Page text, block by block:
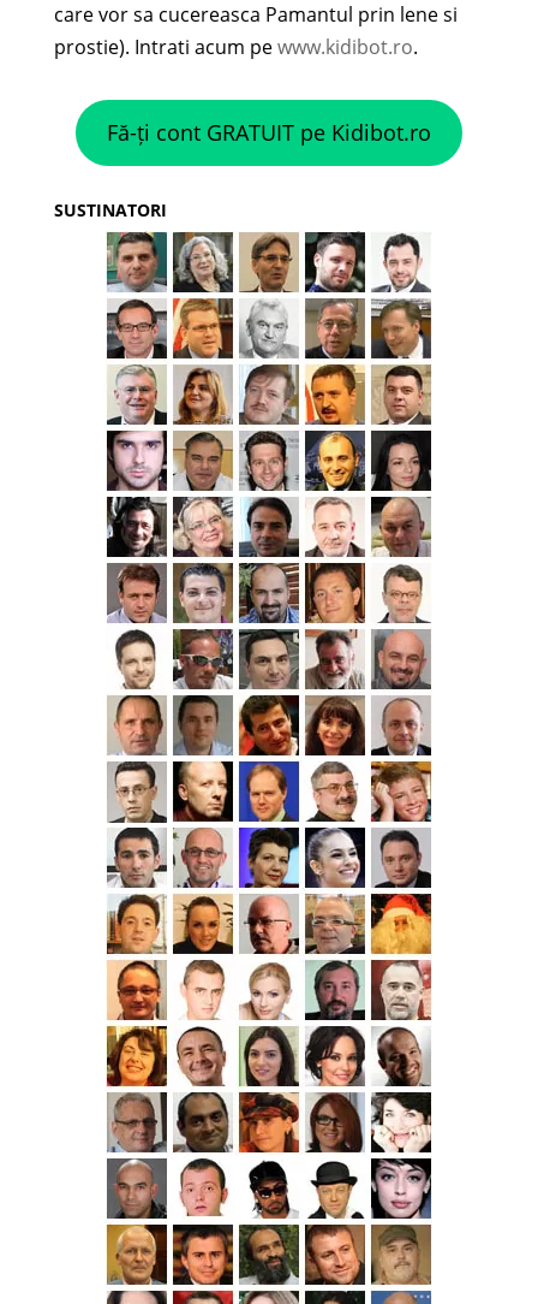
care vor sa cucereasca Pamantul prin lene si
prostie). Intrati acum pewww.kidibot.ro.
Fă-ți cont GRATUIT pe Kidibot.ro
SUSTINATORI